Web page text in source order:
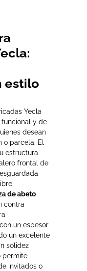
estilo
Yecla
funcional y de
desean
o parcela. El
estructura
frontal de
de abeto
contra
un espesor
un excelente
solidez
permite
invitados o